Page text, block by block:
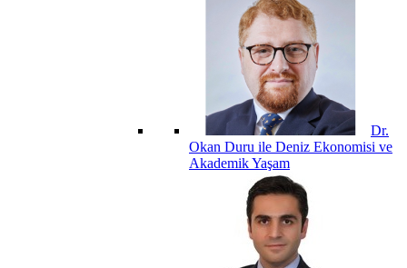
Dr.
Okan Duru ile Deniz Ekonomisi ve
Akademik Yaşam